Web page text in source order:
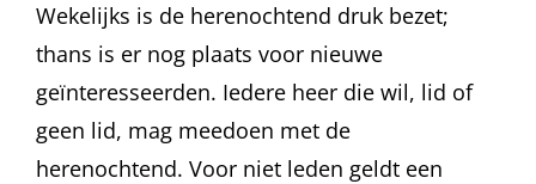
Wekelijks is de herenochtend druk bezet;
thans is er nog plaats voor nieuwe
geïnteresseerden. Iedere heer die wil, lid of
geen lid, mag meedoen met de
herenochtend. Voor niet leden geldt een